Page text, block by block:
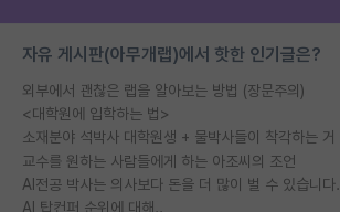
자유 게시판(아무개랩)에서 핫한 인기글은?
외부에서 괜찮은 랩을 알아보는 방법 (장문주의)
<대학원에 입학하는 법>
소재분야 석박사 대학원생 + 물박사들이 착각하는 거
교수를 원하는 사람들에게 하는 아조씨의 조언
AI전공 박사는 의사보다 돈을 더 많이 벌 수 있습니다.
AI 탑컨퍼 순위에 대해..